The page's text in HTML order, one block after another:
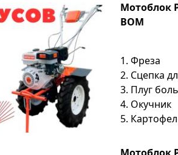
Мотоблок
ВОМ
1. Фреза
2. Сцепка
3. Плуг
4. Окучник
5.